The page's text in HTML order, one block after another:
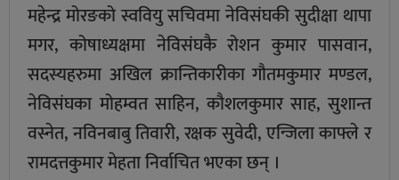
महेन्द्र मोरङको स्ववियु सचिवमा नेविसंघकी सुदीक्षा थापा
मगर, कोषाध्यक्षमा नेविसंघकै रोशन कुमार पासवान,
सदस्यहरुमा अखिल क्रान्तिकारीका गौतमकुमार मण्डल,
नेविसंघका मोहम्वत साहिन, कौशलकुमार साह, सुशान्त
वस्नेत, नविनबाबु तिवारी, रक्षक सुवेदी, एन्जिला काफ्ले र
रामदत्तकुमार मेहता निर्वाचित भएका छन् ।